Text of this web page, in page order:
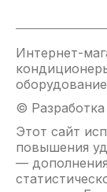
уровня
совместно с
форсунки и
условии
топлива.
покрытие
срока
Интернет-
©
Этот сайт
повышения
—